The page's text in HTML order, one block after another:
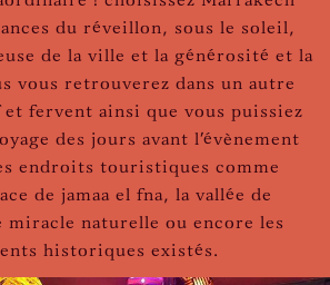
du réveillon, sous le soleil,
de la ville et la générosité et la
vous retrouverez dans un autre
fervent ainsi que vous puissiez
des jours avant l'évènement
endroits touristiques comme
de jamaa el fna, la vallée de
naturelle ou encore les
historiques existés.